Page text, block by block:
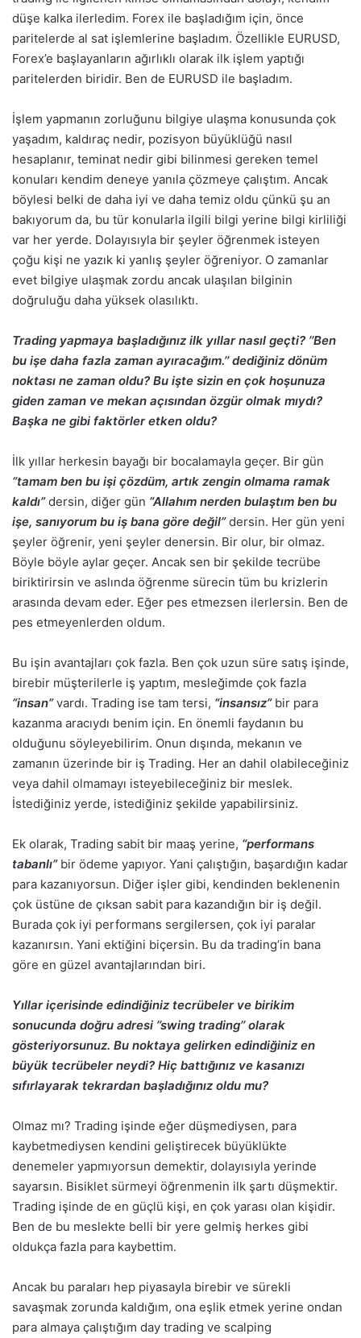
düşe kalka ilerledim. Forex ile başladığım için, önce
paritelerde al sat işlemlerine başladım. Özellikle EURUSD,
Forex’e başlayanların ağırlıklı olarak ilk işlem yaptığı
paritelerden biridir. Ben de EURUSD ile başladım.
İşlem yapmanın zorluğunu bilgiye ulaşma konusunda çok
yaşadım, kaldıraç nedir, pozisyon büyüklüğü nasıl
hesaplanır, teminat nedir gibi bilinmesi gereken temel
konuları kendim deneye yanıla çözmeye çalıştım. Ancak
böylesi belki de daha iyi ve daha temiz oldu çünkü şu an
bakıyorum da, bu tür konularla ilgili bilgi yerine bilgi kirliliği
var her yerde. Dolayısıyla bir şeyler öğrenmek isteyen
çoğu kişi ne yazık ki yanlış şeyler öğreniyor. O zamanlar
evet bilgiye ulaşmak zordu ancak ulaşılan bilginin
doğruluğu daha yüksek olasılıktı.
Trading yapmaya başladığınız ilk yıllar nasıl geçti? ’’Ben
bu işe daha fazla zaman ayıracağım.’’ dediğiniz dönüm
noktası ne zaman oldu? Bu işte sizin en çok hoşunuza
giden zaman ve mekan açısından özgür olmak mıydı?
Başka ne gibi faktörler etken oldu?
İlk yıllar herkesin bayağı bir bocalamayla geçer. Bir gün
“tamam ben bu işi çözdüm, artık zengin olmama ramak
kaldı”dersin, diğer gün “Allahım nerden bulaştım ben bu
işe, sanıyorum bu iş bana göre değil”dersin. Her gün yeni
şeyler öğrenir, yeni şeyler denersin. Bir olur, bir olmaz.
Böyle böyle aylar geçer. Ancak sen bir şekilde tecrübe
biriktirirsin ve aslında öğrenme sürecin tüm bu krizlerin
arasında devam eder. Eğer pes etmezsen ilerlersin. Ben de
pes etmeyenlerden oldum.
Bu işin avantajları çok fazla. Ben çok uzun süre satış işinde,
birebir müşterilerle iş yaptım, mesleğimde çok fazla
“insan”vardı. Trading ise tam tersi, “insansız”bir para
kazanma aracıydı benim için. En önemli faydanın bu
olduğunu söyleyebilirim. Onun dışında, mekanın ve
zamanın üzerinde bir iş Trading. Her an dahil olabileceğiniz
veya dahil olmamayı isteyebileceğiniz bir meslek.
İstediğiniz yerde, istediğiniz şekilde yapabilirsiniz.
Ek olarak, Trading sabit bir maaş yerine, “performans
tabanlı”bir ödeme yapıyor. Yani çalıştığın, başardığın kadar
para kazanıyorsun. Diğer işler gibi, kendinden beklenenin
çok üstüne de çıksan sabit para kazandığın bir iş değil.
Burada çok iyi performans sergilersen, çok iyi paralar
kazanırsın. Yani ektiğini biçersin. Bu da trading’in bana
göre en güzel avantajlarından biri.
Yıllar içerisinde edindiğiniz tecrübeler ve birikim
sonucunda doğru adresi ’’swing trading’’ olarak
gösteriyorsunuz. Bu noktaya gelirken edindiğiniz en
büyük tecrübeler neydi? Hiç battığınız ve kasanızı
sıfırlayarak tekrardan başladığınız oldu mu?
Olmaz mı? Trading işinde eğer düşmediysen, para
kaybetmediysen kendini geliştirecek büyüklükte
denemeler yapmıyorsun demektir, dolayısıyla yerinde
sayarsın. Bisiklet sürmeyi öğrenmenin ilk şartı düşmektir.
Trading işinde de en güçlü kişi, en çok yarası olan kişidir.
Ben de bu meslekte belli bir yere gelmiş herkes gibi
oldukça fazla para kaybettim.
Ancak bu paraları hep piyasayla birebir ve sürekli
savaşmak zorunda kaldığım, ona eşlik etmek yerine ondan
para almaya çalıştığım day trading ve scalping